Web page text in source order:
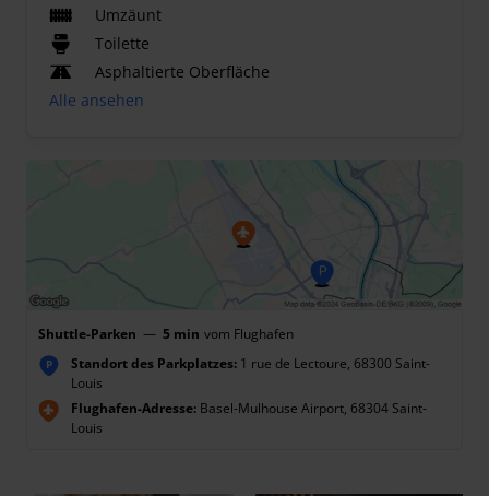
Umzäunt
Toilette
Asphaltierte Oberfläche
Alle ansehen
Shuttle-Parken — 5 min vom Flughafen
P Standort des Parkplatzes: 1 rue de Lectoure, 68300 Saint-
Louis
Flughafen-Adresse: Basel-Mulhouse Airport, 68304 Saint-
Louis